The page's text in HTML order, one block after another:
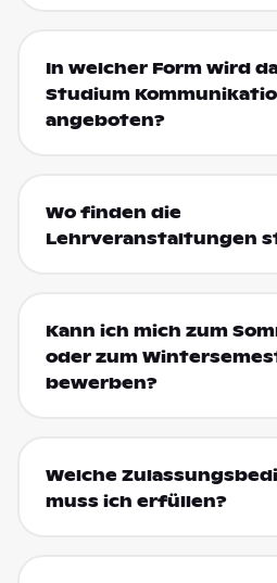
In welcher Form wird
Studium
angeboten?
Wo finden die
Lehrveranstaltungen
Kann ich mich zum
oder zum
bewerben?
Welche
muss ich erfüllen?